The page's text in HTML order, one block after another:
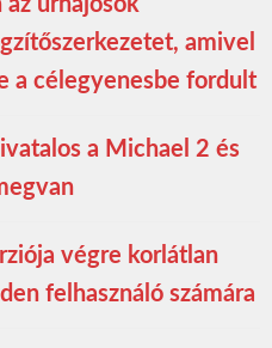
amivel
a célegyenesbe fordult
a Michael 2 és
végre korlátlan
felhasználó számára